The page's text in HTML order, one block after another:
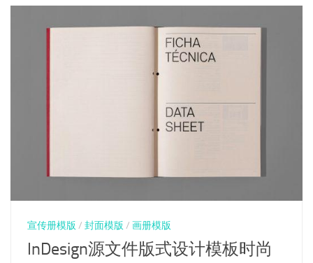
宣传册模版 / 封面模版 / 画册模版
InDesign源文件版式设计模板时尚